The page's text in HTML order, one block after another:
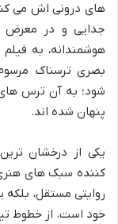
های درونی اش می
جدایی و در معرض
هوشمندانه، به
بصری ترسناک
شود؛ به آن ترس
پنهان شده اند.
یکی از درخشان
کننده سبک های
روایتی مستقل،
خود است. از خطوط